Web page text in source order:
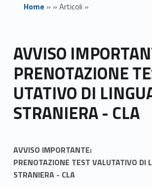
Home » » Articoli »
AVVISO
PRENOTAZIONE
UTATIVO DI
STRANIERA - CLA
AVVISO IMPORTANTE:
PRENOTAZIONE TEST VALUTATIVO DI
STRANIERA - CLA